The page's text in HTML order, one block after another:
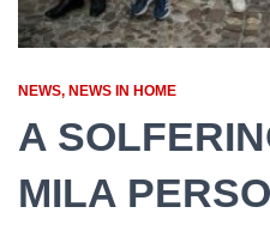
NEWS NEWS IN HOME
A
MILA